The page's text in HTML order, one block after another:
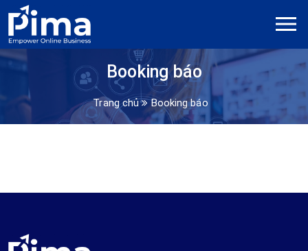
Booking báo
Trang chủ Booking báo